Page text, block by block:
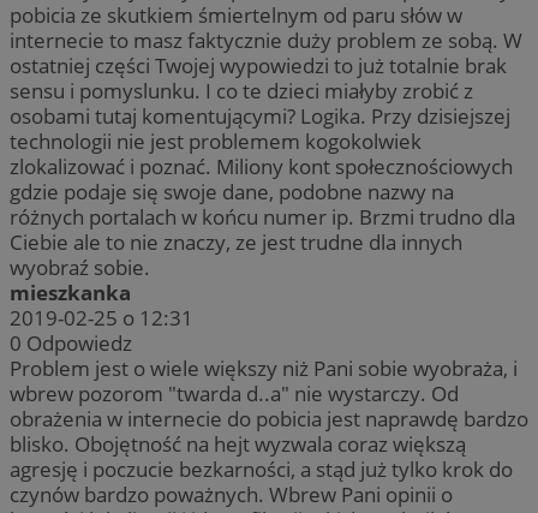
pobicia ze skutkiem śmiertelnym od paru słów w
internecie to masz faktycznie duży problem ze sobą. W
ostatniej części Twojej wypowiedzi to już totalnie brak
sensu i pomyslunku. I co te dzieci miałyby zrobić z
osobami tutaj komentującymi? Logika. Przy dzisiejszej
technologii nie jest problemem kogokolwiek
zlokalizować i poznać. Miliony kont społecznościowych
gdzie podaje się swoje dane, podobne nazwy na
różnych portalach w końcu numer ip. Brzmi trudno dla
Ciebie ale to nie znaczy, ze jest trudne dla innych
wyobraź sobie.
mieszkanka
2019-02-25 o 12:31
0 Odpowiedz
Problem jest o wiele większy niż Pani sobie wyobraża, i
wbrew pozorom "twarda d..a" nie wystarczy. Od
obrażenia w internecie do pobicia jest naprawdę bardzo
blisko. Obojętność na hejt wyzwala coraz większą
agresję i poczucie bezkarności, a stąd już tylko krok do
czynów bardzo poważnych. Wbrew Pani opinii o